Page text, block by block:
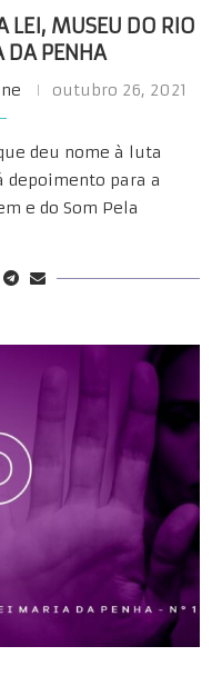
LEI, MUSEU DO RIO
DA PENHA
outubro 26, 2021
deu nome à luta
depoimento para a
e do Som Pela